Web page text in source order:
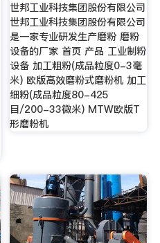
世邦工业科技集团股份有限公司
世邦工业科技集团股份有限公司
是一家专业研发生产磨粉 磨粉
设备的厂家 首页 产品 工业制粉
设备 加工粗粉(成品粒度0-3毫
米) 欧版高效磨粉式磨粉机 加工
细粉(成品粒度80-425
目/200-33微米) MTW欧版T
形磨粉机